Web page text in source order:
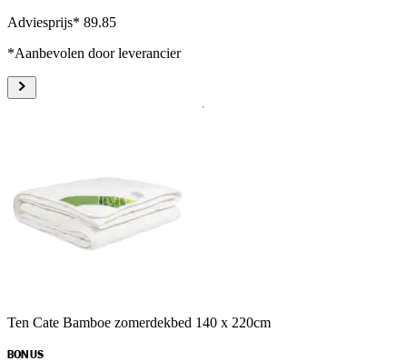
Adviesprijs* 89.85
*Aanbevolen door leverancier
Ten Cate Bamboe zomerdekbed 140 x 220cm
BONUS